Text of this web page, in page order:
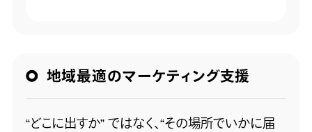
地域最適のマーケティング支援
“どこに出すか” ではなく、“その場所でいかに届